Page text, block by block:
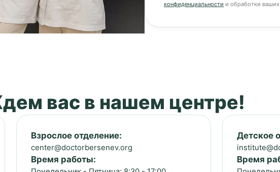
конфиденциальности и обработки
вас в нашем центре!
Взрослое отделение:
center@doctorbersenev.org
Время работы:
Детское
Время